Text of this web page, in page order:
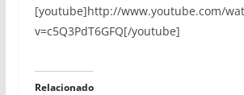
[youtube]http://www.youtube.com/
v=c5Q3PdT6GFQ[/youtube]
Relacionado